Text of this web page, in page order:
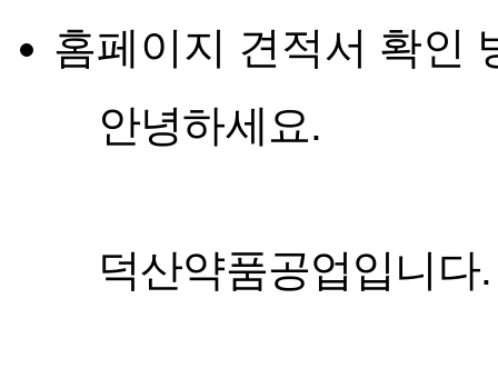
홈페이지 견적서 확인
안녕하세요.
덕산약품공업입니다.